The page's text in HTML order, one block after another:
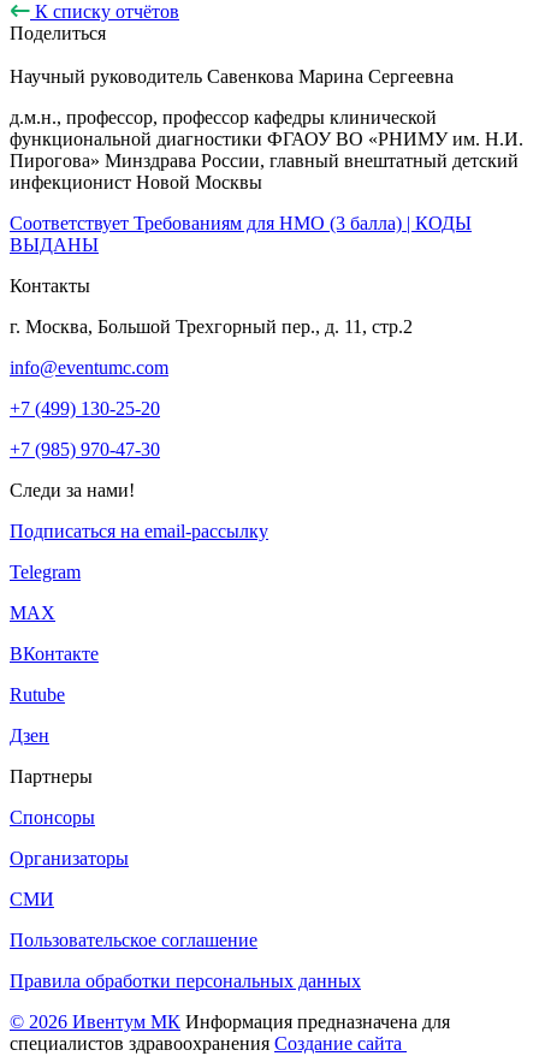
К списку отчётов
Поделиться
Научный руководитель Савенкова Марина Сергеевна
д.м.н., профессор, профессор кафедры клинической
функциональной диагностики ФГАОУ ВО «РНИМУ им. Н.И.
Пирогова» Минздрава России, главный внештатный детский
инфекционист Новой Москвы
Соответствует Требованиям для НМО (3 балла) | КОДЫ
ВЫДАНЫ
Контакты
г. Москва, Большой Трехгорный пер., д. 11, стр.2
info@eventumc.com
+7 (499) 130-25-20
+7 (985) 970-47-30
Следи за нами!
Подписаться на email-рассылку
Telegram
МАХ
ВКонтакте
Rutube
Дзен
Партнеры
Спонсоры
Организаторы
СМИ
Пользовательское соглашение
Правила обработки персональных данных
© 2026 Ивентум МК Информация предназначена для
специалистов здравоохранения Создание сайта